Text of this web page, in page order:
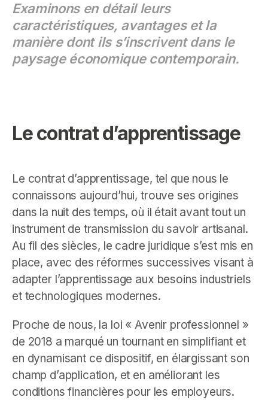
Examinons en détail leurs
caractéristiques, avantages et la
manière dont ils s’inscrivent dans le
paysage économique contemporain.
Le contrat d’apprentissage
Le contrat d’apprentissage, tel que nous le
connaissons aujourd’hui, trouve ses origines
dans la nuit des temps, où il était avant tout un
instrument de transmission du savoir artisanal.
Au fil des siècles, le cadre juridique s’est mis en
place, avec des réformes successives visant à
adapter l’apprentissage aux besoins industriels
et technologiques modernes.
Proche de nous, la loi « Avenir professionnel »
de 2018 a marqué un tournant en simplifiant et
en dynamisant ce dispositif, en élargissant son
champ d’application, et en améliorant les
conditions financières pour les employeurs.